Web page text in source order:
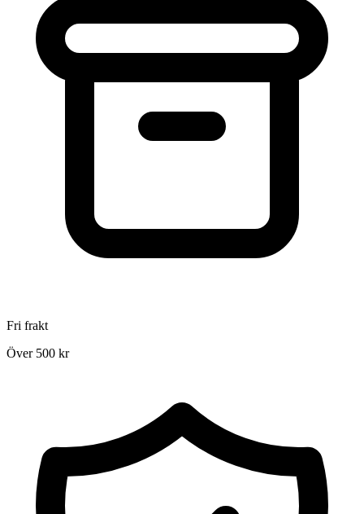
Fri frakt
Över 500 kr